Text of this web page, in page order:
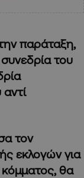
παράταξη,
του
τον
εκλογών για
θα